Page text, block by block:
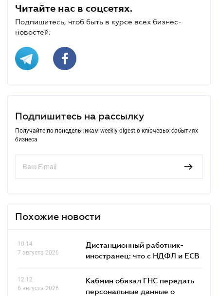
Читайте нас в соцсетях.
Подпишитесь, чтоб быть в курсе всех бизнес-
новостей.
Подпишитесь на рассылку
Получайте по понедельникам weekly-digest о ключевых событиях
бизнеса
Похожие новости
10.14
7 августа 2026
Дистанционный работник-
иностранец: что с НДФЛ и ЕСВ
12.12
6 августа 2026
Кабмин обязал ГНС передать
персональные данные о